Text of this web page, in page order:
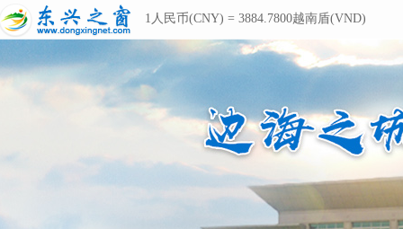
1人民币(CNY) = 3884.7800越南盾(VND)